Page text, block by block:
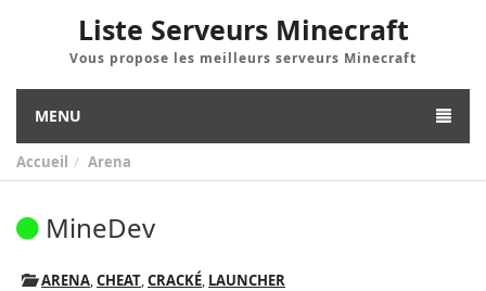
Liste Serveurs Minecraft
Vous propose les meilleurs serveurs Minecraft
MENU
Accueil Arena
MineDev
ARENA,CHEAT,CRACKÉ, LAUNCHER